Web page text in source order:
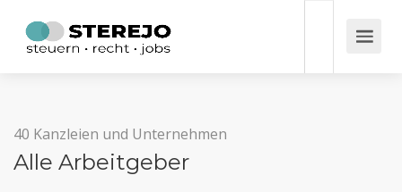
40 Kanzleien und Unternehmen
Alle Arbeitgeber